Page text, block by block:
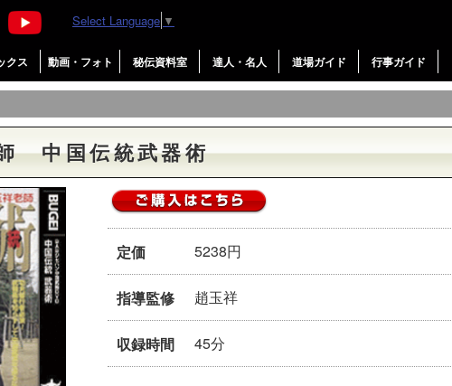
クス 動画・フォト 秘伝資料室 達人・名人 道場ガイド 行事ガイド
Select Language ▼
中国伝統武器術
定価 5238円
指導監修 趙玉祥
収録時間 45分